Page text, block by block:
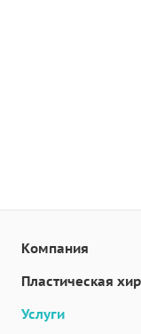
Компания
Пластическая
Услуги